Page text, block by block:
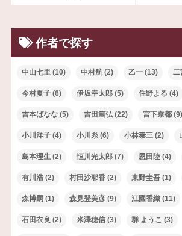
作者で探す
中山七里(10) 中村航(2) 乙一(13) 二
今村夏子(6) 伊坂幸太郎(5) 住野よる (4)
吉本ばなな(5) 吉田篤弘(22) 宮下奈都(9)
小川洋子(4) 小川糸(6) 小林泰三(2)
島本理生(2) 恒川光太郎(7) 恩田陸(4)
有川浩(2) 村田沙耶香(2) 東野圭吾(1)
森博嗣 (1) 森見登美彦(9) 江國香織(11)
石田衣良 (2) 米澤穂信(3) 群 ようこ (3)